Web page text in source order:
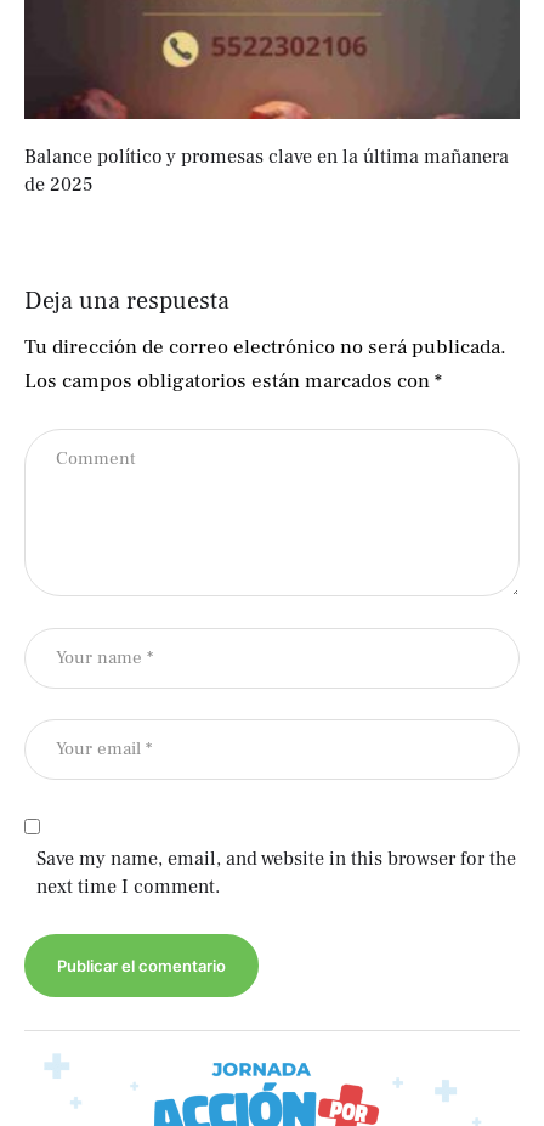
Balance político y promesas clave en la última mañanera
de 2025
Deja una respuesta
Tu dirección de correo electrónico no será publicada.
Los campos obligatorios están marcados con*
Save my name, email, and website in this browser for the
next time I comment.